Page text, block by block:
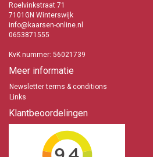
Roelvinkstraat 71
7101GN Winterswijk
info@kaarsen-online.nl
0653871555
KvK nummer: 56021739
Meer informatie
Newsletter terms & conditions
Links
Klantbeoordelingen